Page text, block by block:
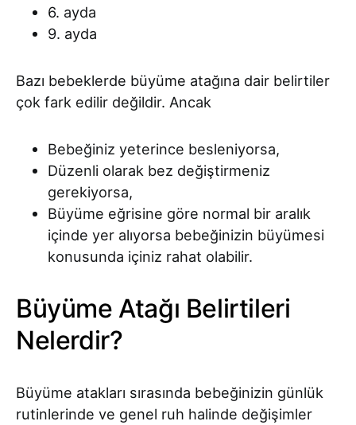
6. ayda
9. ayda
Bazı bebeklerde büyüme atağına dair belirtiler
çok fark edilir değildir. Ancak
Bebeğiniz yeterince besleniyorsa,
Düzenli olarak bez değiştirmeniz
gerekiyorsa,
Büyüme eğrisine göre normal bir aralık
içinde yer alıyorsa bebeğinizin büyümesi
konusunda içiniz rahat olabilir.
Büyüme Atağı Belirtileri
Nelerdir?
Büyüme atakları sırasında bebeğinizin günlük
rutinlerinde ve genel ruh halinde değişimler